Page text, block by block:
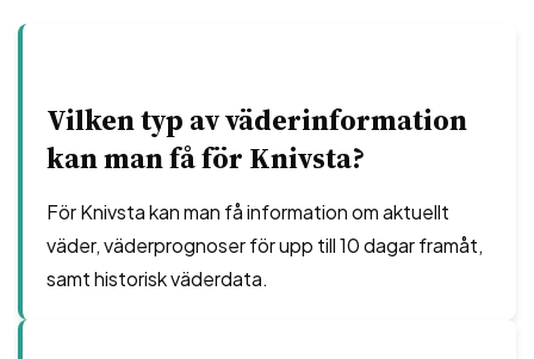
Vilken typ av väderinformation
kan man få för Knivsta?
För Knivsta kan man få information om aktuellt
väder, väderprognoser för upp till 10 dagar framåt,
samt historisk väderdata.